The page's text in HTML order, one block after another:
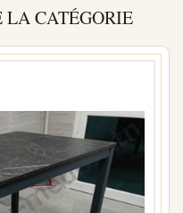
LA CATÉGORIE